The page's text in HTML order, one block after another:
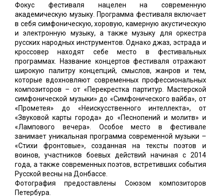
Фокус фестиваля нацелен на современную
академическую музыку. Программа фестиваля включает
в себя симфоническую, хоровую, камерную акустическую
и электронную музыку, а также музыку для оркестра
русских народных инструментов. Однако джаз, эстрада и
кроссовер находят себе место в фестивальных
программах. Название концертов фестиваля отражают
широкую палитру концепций, смыслов, жанров и тем,
которые вдохновляют современных профессиональных
композиторов – от «Перекрестка партитур. Мастерской
симфонической музыки» до «Симфонического вайба», от
«Прометея» до «Неискусственного интеллекта», от
«Звуковой карты города» до «Песнопений и молитв» и
«Лампового вечера». Особое место в фестивале
занимает уникальная программа современной музыки –
«Стихи фронтовые», созданная на тексты поэтов и
воинов, участников боевых действий начиная с 2014
года, а также современных поэтов, встретивших события
Русской весны на Донбассе.
Фотография предоставлены Союзом композиторов
Петербура.